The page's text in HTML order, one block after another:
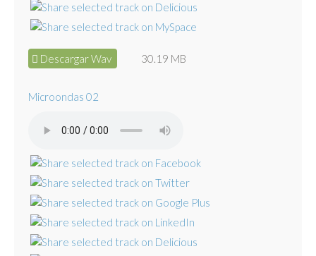
Descargar Wav 30.19 MB
Microondas 02